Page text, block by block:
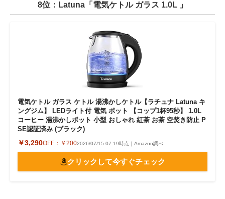
8位：Latuna「電気ケトル ガラス 1.0L 」
電気ケトル ガラス ケトル 湯沸かしケトル【ラチュナ Latuna キ
ングジム】 LEDライト付 電気 ポット 【コップ1杯95秒】 1.0L
コーヒー 湯沸かしポット 小型 おしゃれ 紅茶 お茶 空焚き防止 P
SE認証済み (ブラック)
￥3,290OFF： ￥2002026/07/15 07:19時点｜Amazon調べ
クリックして今すぐチェック